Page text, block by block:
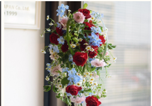
レッスン アーティフィシャルフ
ディプロマウエディングコース